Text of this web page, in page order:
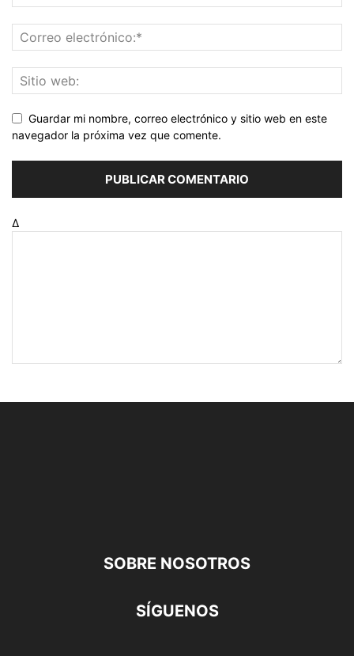
Guardar mi nombre, correo electrónico y sitio web en este
navegador la próxima vez que comente.
Δ
SOBRE NOSOTROS
SÍGUENOS